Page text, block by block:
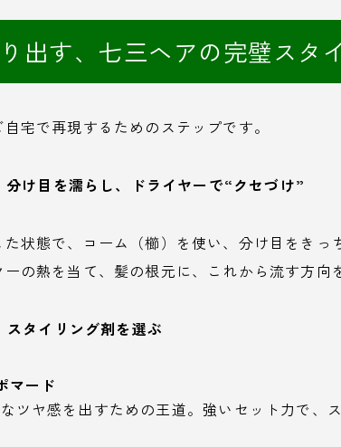
出す、七三ヘアの完璧スタ
宅で再現するためのステップです。
分け目を濡らし、ドライヤーで“クセづけ”
た状態で、コーム（櫛）を使い、分け目をきっ
の熱を当て、髪の根元に、これから流す方向
スタイリング剤を選ぶ
マード
ツヤ感を出すための王道。強いセット力で、